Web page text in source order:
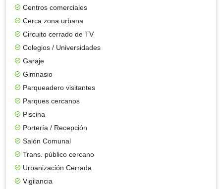
Centros comerciales
Cerca zona urbana
Circuito cerrado de TV
Colegios / Universidades
Garaje
Gimnasio
Parqueadero visitantes
Parques cercanos
Piscina
Portería / Recepción
Salón Comunal
Trans. público cercano
Urbanización Cerrada
Vigilancia